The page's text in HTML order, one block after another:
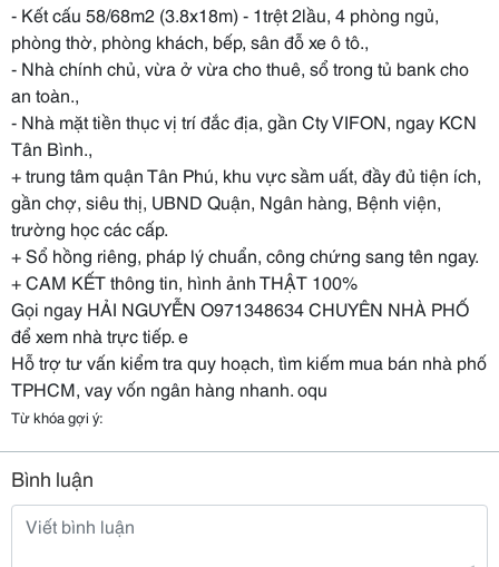
- Kết cấu 58/68m2 (3.8x18m) - 1trệt 2lầu, 4 phòng ngủ,
phòng thờ, phòng khách, bếp, sân đỗ xe ô tô.,
- Nhà chính chủ, vừa ở vừa cho thuê, sổ trong tủ bank cho
an toàn.,
- Nhà mặt tiền thục vị trí đắc địa, gần Cty VIFON, ngay KCN
Tân Bình.,
+ trung tâm quận Tân Phú, khu vực sầm uất, đầy đủ tiện ích,
gần chợ, siêu thị, UBND Quận, Ngân hàng, Bệnh viện,
trường học các cấp.
+ Sổ hồng riêng, pháp lý chuẩn, công chứng sang tên ngay.
+ CAM KẾT thông tin, hình ảnh THẬT 100%
Gọi ngay HẢI NGUYỄN O971348634 CHUYÊN NHÀ PHỐ
để xem nhà trực tiếp. e
Hỗ trợ tư vấn kiểm tra quy hoạch, tìm kiếm mua bán nhà phố
TPHCM, vay vốn ngân hàng nhanh. oqu
Từ khóa gợi ý:
Bình luận